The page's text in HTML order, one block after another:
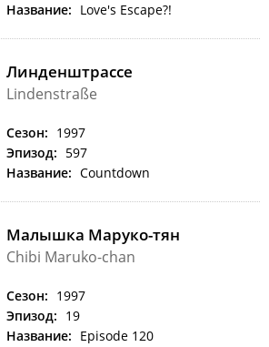
Название: Love's Escape?!
Линденштрассе
Lindenstraße
Сезон: 1997
Эпизод: 597
Название: Countdown
Малышка Маруко-тян
Chibi Maruko-chan
Сезон: 1997
Эпизод: 19
Название: Episode 120